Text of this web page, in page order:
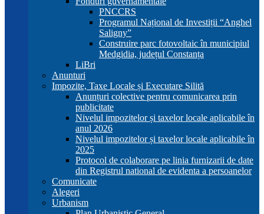
PNCCRS
Programul Național de Investiții “Anghel
Saligny”
Construire parc fotovoltaic în municipiul
Medgidia, județul Constanța
LiBri
Anunturi
Impozite, Taxe Locale și Executare Silită
Anunțuri colective pentru comunicarea prin
publicitate
Nivelul impozitelor și taxelor locale aplicabile în
anul 2026
Nivelul impozitelor și taxelor locale aplicabile în
2025
Protocol de colaborare pe linia furnizarii de date
din Registrul national de evidenta a persoanelor
Comunicate
Alegeri
Urbanism